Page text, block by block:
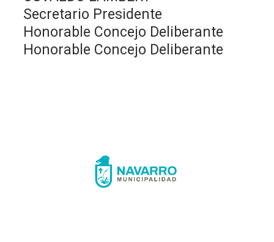
Secretario Presidente
Honorable Concejo Deliberante
Honorable Concejo Deliberante